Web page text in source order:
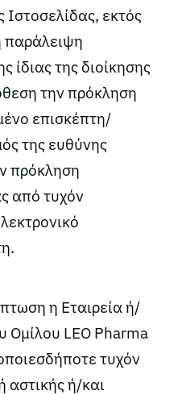
εκτός
παράλειψη
ίδιας της διοίκησης
την πρόκληση
επισκέπτη/
της ευθύνης
πρόκληση
από τυχόν
η Εταιρεία ή/
Ομίλου LEO Pharma
τυχόν
αστικής ή/και